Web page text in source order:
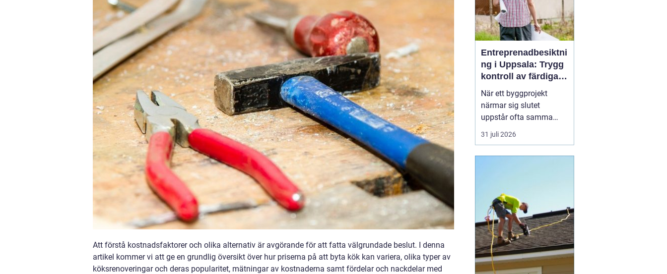
Att förstå kostnadsfaktorer och olika alternativ är avgörande för att fatta välgrundade beslut. I denna
artikel kommer vi att ge en grundlig översikt över hur priserna på att byta kök kan variera, olika typer av
köksrenoveringar och deras popularitet, mätningar av kostnaderna samt fördelar och nackdelar med
Entreprenadbesiktni
ng i Uppsala: Trygg
kontroll av färdiga
byggprojekt
När ett byggprojekt
närmar sig slutet
uppstår ofta samma
fråga: är entreprenaden
verkligen utförd så som
ger ett tydligt svar.
Genom en strukturerad
genomgån...
31 juli 2026